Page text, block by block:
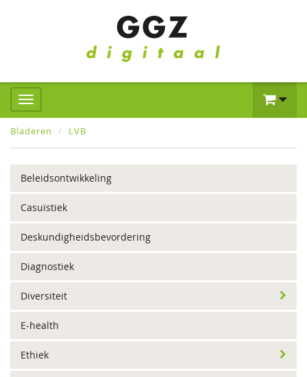
Bladeren LVB
Beleidsontwikkeling
Casuïstiek
Deskundigheidsbevordering
Diagnostiek
Diversiteit
E-health
Ethiek